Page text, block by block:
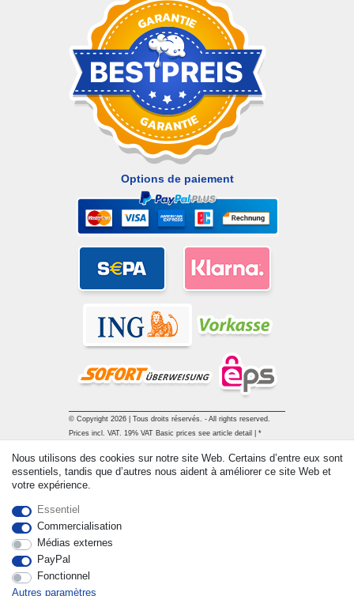
Options de paiement
© Copyright 2026 | Tous droits réservés. - All rights reserved.
Prices incl. VAT. 19% VAT Basic prices see article detail | *
Nous utilisons des cookies sur notre site Web. Certains d’entre eux sont
essentiels, tandis que d’autres nous aident à améliorer ce site Web et
votre expérience.
Essentiel
Commercialisation
Médias externes
PayPal
Fonctionnel
Autres paramètres
Rétracter le contrat ici